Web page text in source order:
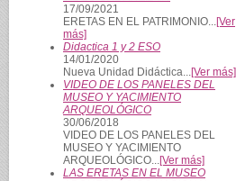
17/09/2021
ERETAS EN EL PATRIMONIO...[Ver
más]
Didactica 1 y 2 ESO
14/01/2020
Nueva Unidad Didáctica...[Ver más]
VIDEO DE LOS PANELES DEL
MUSEO Y YACIMIENTO
ARQUEOLÓGICO
30/06/2018
VIDEO DE LOS PANELES DEL
MUSEO Y YACIMIENTO
ARQUEOLÓGICO...[Ver más]
LAS ERETAS EN EL MUSEO